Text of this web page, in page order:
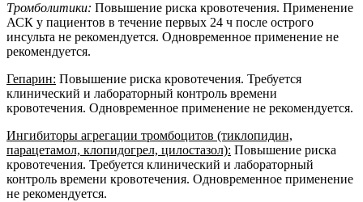
Тромболитики: Повышение риска кровотечения. Применение
АСК у пациентов в течение первых 24 ч после острого
инсульта не рекомендуется. Одновременное применение не
рекомендуется.
Гепарин: Повышение риска кровотечения. Требуется
клинический и лабораторный контроль времени
кровотечения. Одновременное применение не рекомендуется.
Ингибиторы агрегации тромбоцитов (тиклопидин,
парацетамол, клопидогрел, цилостазол): Повышение риска
кровотечения. Требуется клинический и лабораторный
контроль времени кровотечения. Одновременное применение
не рекомендуется.